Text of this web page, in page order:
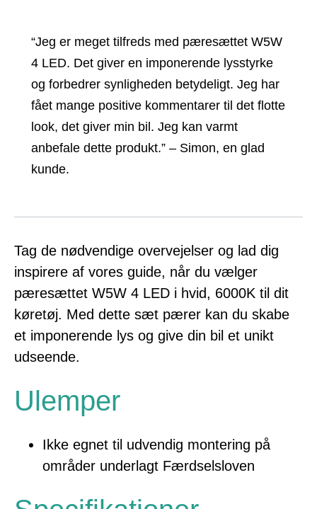
“Jeg er meget tilfreds med pæresættet W5W
4 LED. Det giver en imponerende lysstyrke
og forbedrer synligheden betydeligt. Jeg har
fået mange positive kommentarer til det flotte
look, det giver min bil. Jeg kan varmt
anbefale dette produkt.” – Simon, en glad
kunde.
Tag de nødvendige overvejelser og lad dig
inspirere af vores guide, når du vælger
pæresættet W5W 4 LED i hvid, 6000K til dit
køretøj. Med dette sæt pærer kan du skabe
et imponerende lys og give din bil et unikt
udseende.
Ulemper
Ikke egnet til udvendig montering på
områder underlagt Færdselsloven